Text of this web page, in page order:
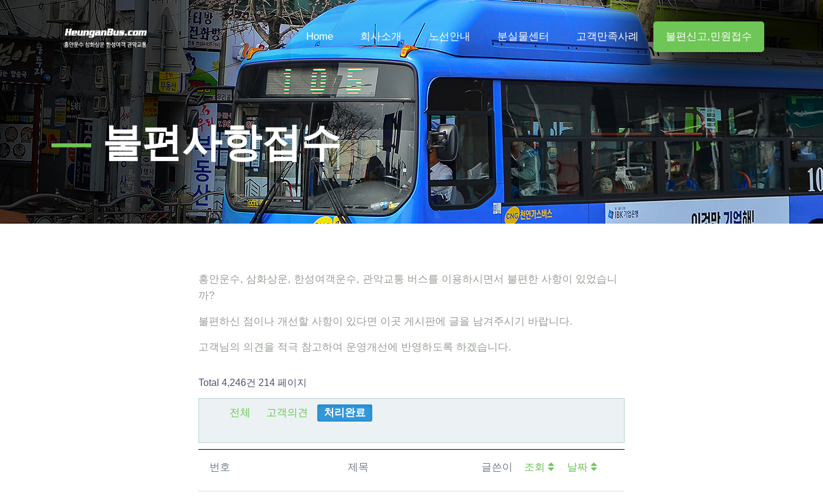
Home 회사소개 노선안내 분실물센터 고객만족사례 불편신고,민원접수
—불편사항접수
흥안운수, 삼화상운, 한성여객운수, 관악교통 버스를 이용하시면서 불편한 사항이 있었습니
까?
불편하신 점이나 개선할 사항이 있다면 이곳 게시판에 글을 남겨주시기 바랍니다.
고객님의 의견을 적극 참고하여 운영개선에 반영하도록 하겠습니다.
Total 4,246건 214 페이지
전체 고객의견 처리완료
번호 제목 글쓴이 조회 날짜